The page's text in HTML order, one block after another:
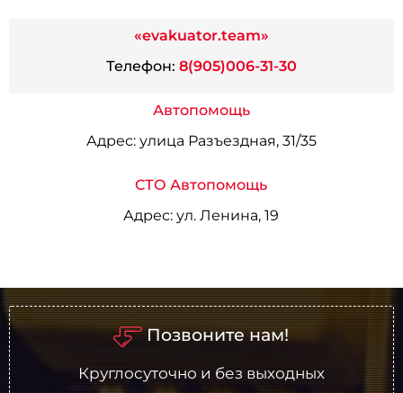
«evakuator.team»
Телефон: 8(905)006-31-30
Автопомощь
Адрес:улица Разъездная, 31/35
СТО Автопомощь
Адрес: ул. Ленина, 19
Позвоните нам!
Круглосуточно и без выходных